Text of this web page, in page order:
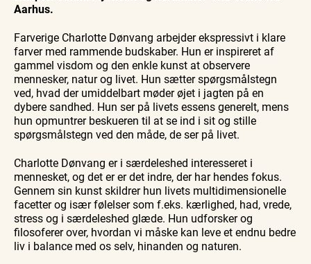
Aarhus.
Farverige Charlotte Dønvang arbejder ekspressivt i klare
farver med rammende budskaber. Hun er inspireret af
gammel visdom og den enkle kunst at observere
mennesker, natur og livet. Hun sætter spørgsmålstegn
ved, hvad der umiddelbart møder øjet i jagten på en
dybere sandhed. Hun ser på livets essens generelt, mens
hun opmuntrer beskueren til at se ind i sit og stille
spørgsmålstegn ved den måde, de ser på livet.
Charlotte Dønvang er i særdeleshed interesseret i
mennesket, og det er er det indre, der har hendes fokus.
Gennem sin kunst skildrer hun livets multidimensionelle
facetter og især følelser som f.eks. kærlighed, had, vrede,
stress og i særdeleshed glæde. Hun udforsker og
filosoferer over, hvordan vi måske kan leve et endnu bedre
liv i balance med os selv, hinanden og naturen.